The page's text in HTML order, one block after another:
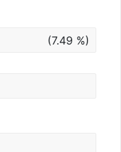
(7.49 %)